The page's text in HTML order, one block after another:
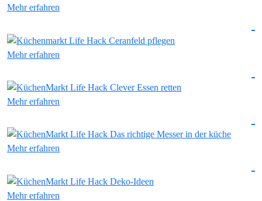
Mehr erfahren
Mehr erfahren
Mehr erfahren
Mehr erfahren
Mehr erfahren